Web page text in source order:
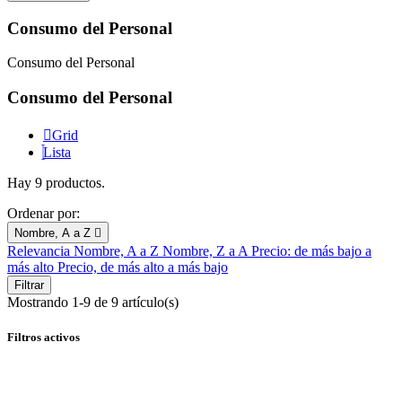
Consumo del Personal
Consumo del Personal
Consumo del Personal
Grid
Lista
Hay 9 productos.
Ordenar por:
Nombre, A a Z 
Relevancia Nombre, A a Z Nombre, Z a A Precio: de más bajo a
más alto Precio, de más alto a más bajo
Filtrar
Mostrando 1-9 de 9 artículo(s)
Filtros activos